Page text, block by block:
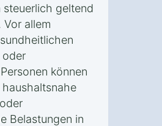
steuerlich geltend
allem
oder
können
Belastungen in